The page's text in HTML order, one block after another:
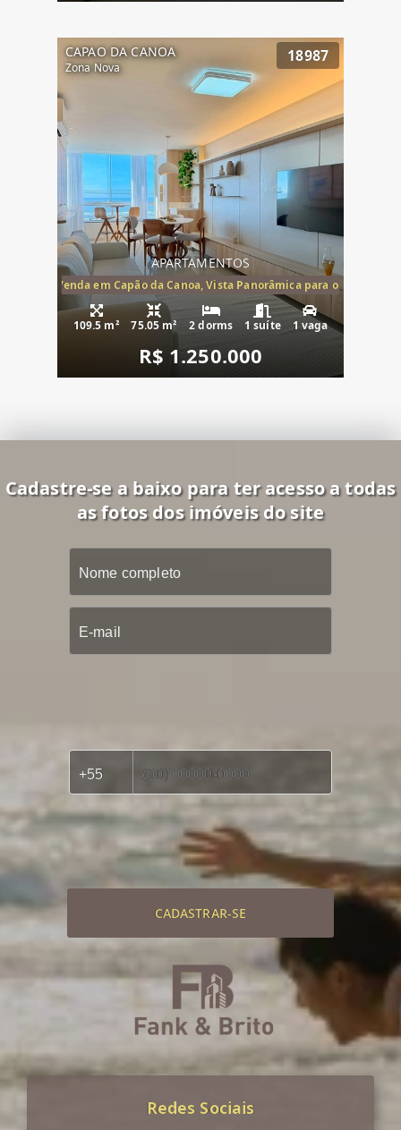
CAPAO DA CANOA
Zona Nova
18987
APARTAMENTOS
Mar à Venda em Capão da Canoa, Vista Panorâmica para o Mar, 2
109.5 m² 75.05 m² 2 dorms 1 suíte 1 vaga
R$ 1.250.000
Cadastre-se a baixo para ter acesso a todas
as fotos dos imóveis do site
CADASTRAR-SE
Redes Sociais